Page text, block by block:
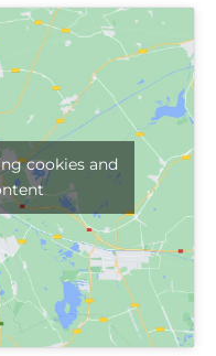
cookies and